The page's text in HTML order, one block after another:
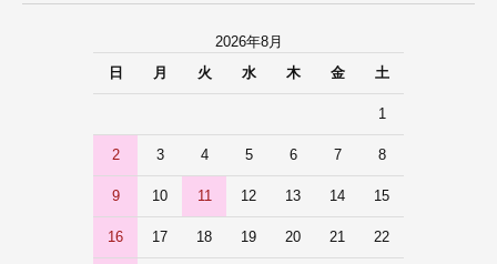
2026年8月
日
月 火 水 木 金 土
1
2 3 4 5 6 7 8
9 10 11 12 13 14 15
16 17 18 19 20 21 22